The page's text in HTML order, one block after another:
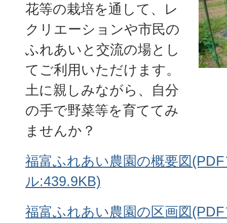
花等の栽培を通して、レ
クリエーションや市民の
ふれあいと交流の場とし
てご利用いただけます。
土に親しみながら、自分
の手で野菜等を育ててみ
ませんか？
福富ふれあい農園の概要図
ル:439.9KB)
福富ふれあい農園の区画図